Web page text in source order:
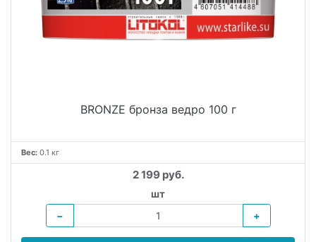
BRONZE бронза ведро 100 г
Вес: 0.1 кг
2 199 руб.
шт
−
+